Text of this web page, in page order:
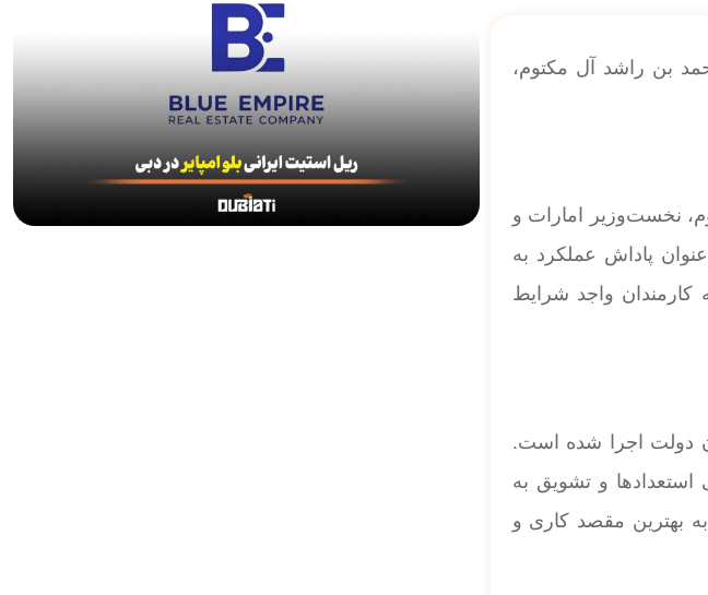
محمد بن راشد آل مکتوم،
نخست‌وزیر امارات و
(معادل ۷ هزار و ۶۴۵ میلیارد تومان) به‌عنوان پاداش عملکرد به
کارمندان واجد شرایط
دولت اجرا شده است.
و تشویق به
بهترین مقصد کاری و